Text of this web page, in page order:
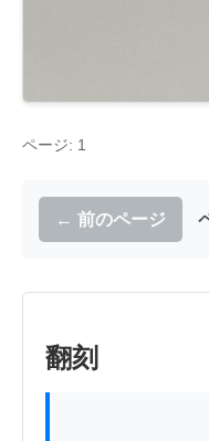
ページ: 1
← 前のページ
翻刻